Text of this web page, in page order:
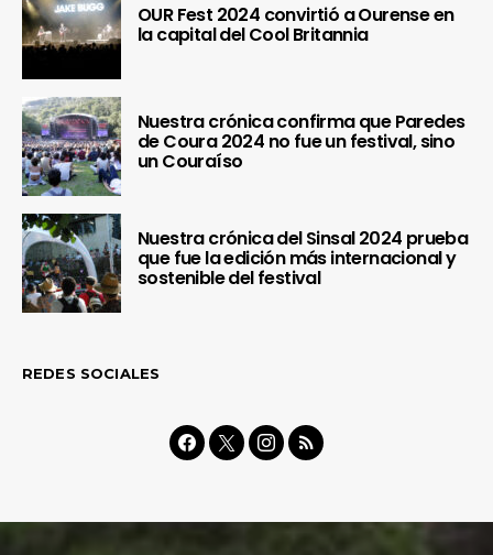
OUR Fest 2024 convirtió a Ourense en
la capital del Cool Britannia
Nuestra crónica confirma que Paredes
de Coura 2024 no fue un festival, sino
un Couraíso
Nuestra crónica del Sinsal 2024 prueba
que fue la edición más internacional y
sostenible del festival
REDES SOCIALES